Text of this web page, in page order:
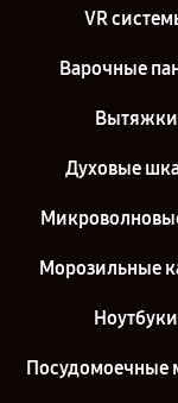
VR
Варочные
Вытяжки
Духовые
Морозильные
Ноутбуки
Посудомоечные